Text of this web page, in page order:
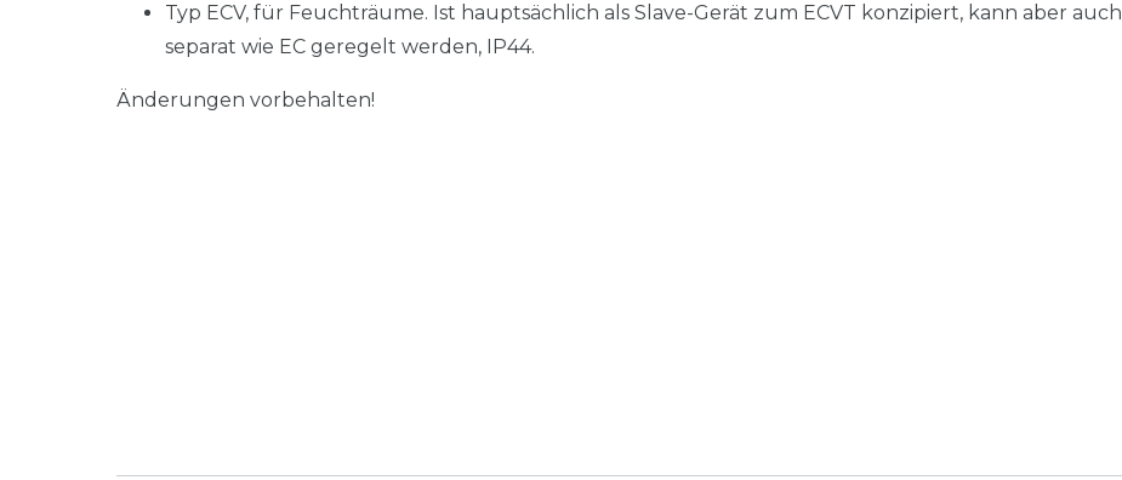
Typ ECV, für Feuchträume. Ist hauptsächlich als Slave-Gerät zum ECVT konzipiert, kann aber auch
separat wie EC geregelt werden, IP44.
Änderungen vorbehalten!